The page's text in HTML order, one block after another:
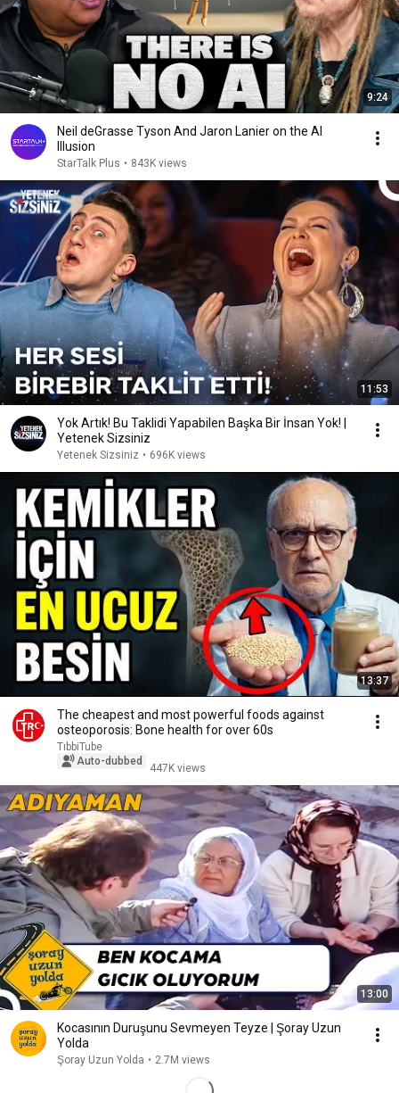
9:24
Neil deGrasse Tyson And Jaron Lanier on the AI
Illusion
StarTalk Plus • 843K views
11:53
Yok Artık! Bu Taklidi Yapabilen Başka Bir İnsan Yok! |
Yetenek Sizsiniz
Yetenek Sizsiniz • 696K views
13:37
The cheapest and most powerful foods against
osteoporosis: Bone health for over 60s
TıbbiTube
Auto-dubbed
447K views
13:00
Kocasının Duruşunu Sevmeyen Teyze | Şoray Uzun
Yolda
Şoray Uzun Yolda • 2.7M views